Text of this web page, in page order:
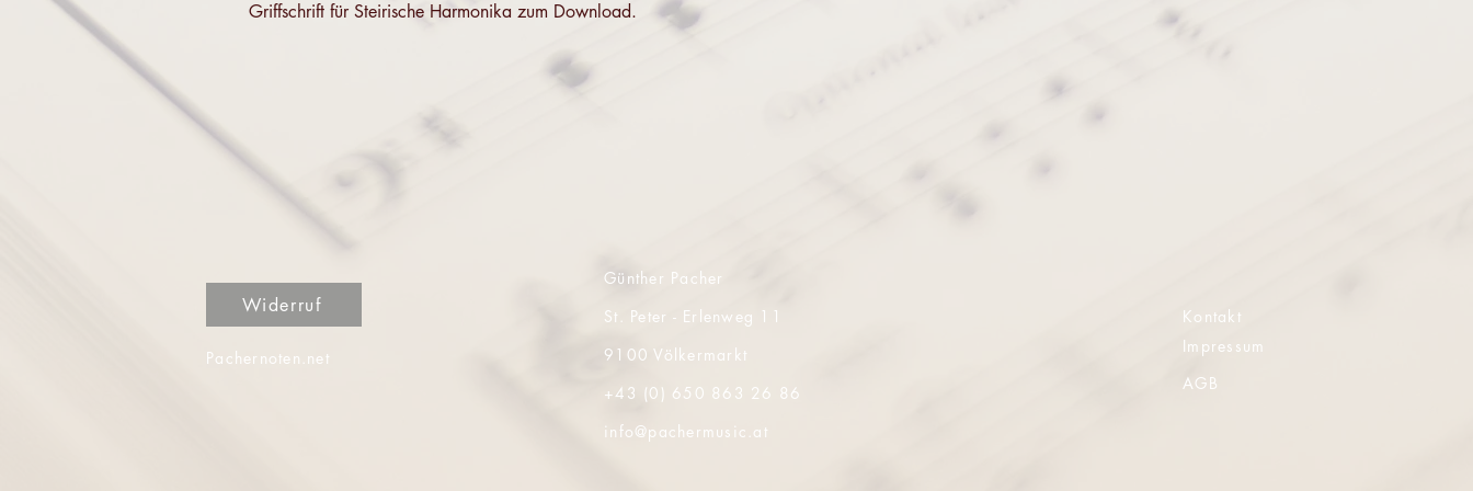
Griffschrift für Steirische Harmonika zum Download.
Widerruf
Pachernoten.net
Günther Pacher
St. Peter - Erlenweg 11
9100 Völkermarkt
+43 (0) 650 863 26 86
info@pachermusic.at
Kontakt
Impressum
AGB